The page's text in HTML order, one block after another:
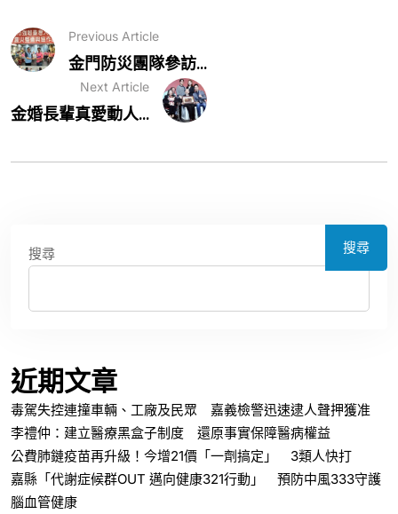
Previous Article
金門防災團隊參訪...
Next Article
金婚長輩真愛動人...
搜尋 搜尋
近期文章
毒駕失控連撞車輛、工廠及民眾 嘉義檢警迅速逮人聲押獲准
李禮仲：建立醫療黑盒子制度 還原事實保障醫病權益
公費肺鏈疫苗再升級！今增21價「一劑搞定」 3類人快打
嘉縣「代謝症候群OUT 邁向健康321行動」 預防中風333守護
腦血管健康